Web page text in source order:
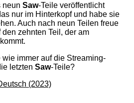
neun Saw-Teile veröffentlicht
nur im Hinterkopf und habe sie
Auch nach neun Teilen freue
zehnten Teil, der am
wie immer auf die Streaming-
letzten Saw-Teile?
(2023)